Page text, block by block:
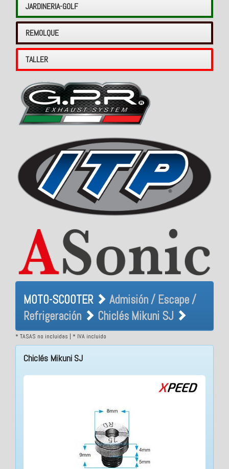
JARDINERIA-GOLF
REMOLQUE
TALLER
MOTO-SCOOTER Admisión /
Escape / Refrigeración
Chiclés Mikuni SJ
MOTO-SCOOTER
Admisión / Escape /
Refrigeración
Chiclés Mikuni SJ
* TASAS no incluidas | * IVA incluido
Chiclés Mikuni SJ